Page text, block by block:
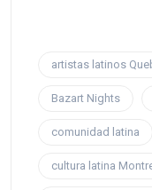
artistas latinos
Bazart Nights
comunidad latina
cultura latina